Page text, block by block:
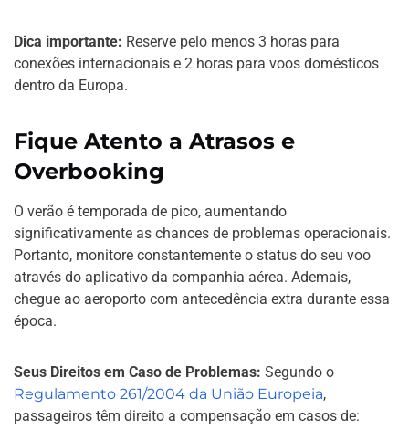
Dica importante: Reserve pelo menos 3 horas para
conexões internacionais e 2 horas para voos domésticos
dentro da Europa.
Fique Atento a Atrasos e
Overbooking
O verão é temporada de pico, aumentando
significativamente as chances de problemas operacionais.
Portanto, monitore constantemente o status do seu voo
através do aplicativo da companhia aérea. Ademais,
chegue ao aeroporto com antecedência extra durante essa
época.
Seus Direitos em Caso de Problemas: Segundo o
Regulamento 261/2004 da União Europeia,
passageiros têm direito a compensação em casos de: